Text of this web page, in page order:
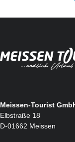
Meissen-Tourist
Elbstraße 18
D-01662 Meissen